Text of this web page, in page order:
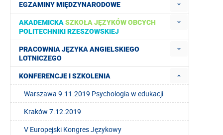
EGZAMINY MIĘDZYNARODOWE
AKADEMICKA SZKOŁA JĘZYKÓW OBCYCH
POLITECHNIKI RZESZOWSKIEJ
PRACOWNIA JĘZYKA ANGIELSKIEGO
LOTNICZEGO
KONFERENCJE I SZKOLENIA
Warszawa 9.11.2019 Psychologia w edukacji
Kraków 7.12.2019
V Europejski Kongres Językowy